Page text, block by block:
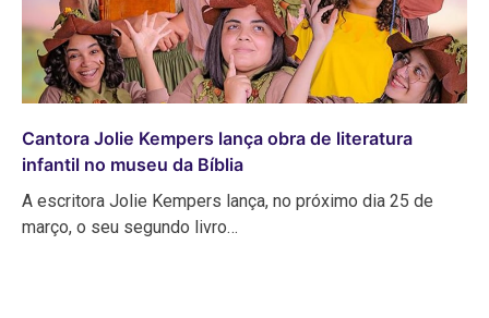
Cantora Jolie Kempers lança obra de literatura
infantil no museu da Bíblia
A escritora Jolie Kempers lança, no próximo dia 25 de
março, o seu segundo livro…